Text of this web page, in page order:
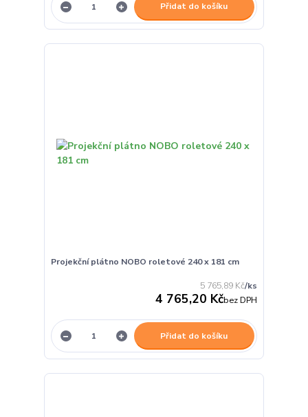
Přidat do košíku
Projekční plátno NOBO roletové 240 x 181 cm
5 765,89 Kč/ks
4 765,20 Kčbez DPH
Přidat do košíku